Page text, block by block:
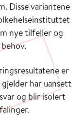
Disse variantene
nye tilfeller og
er
har uansett
og blir isolert